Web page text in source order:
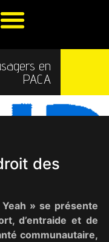
en
PACA
des
» se présente
d’entraide et de
communautaire,